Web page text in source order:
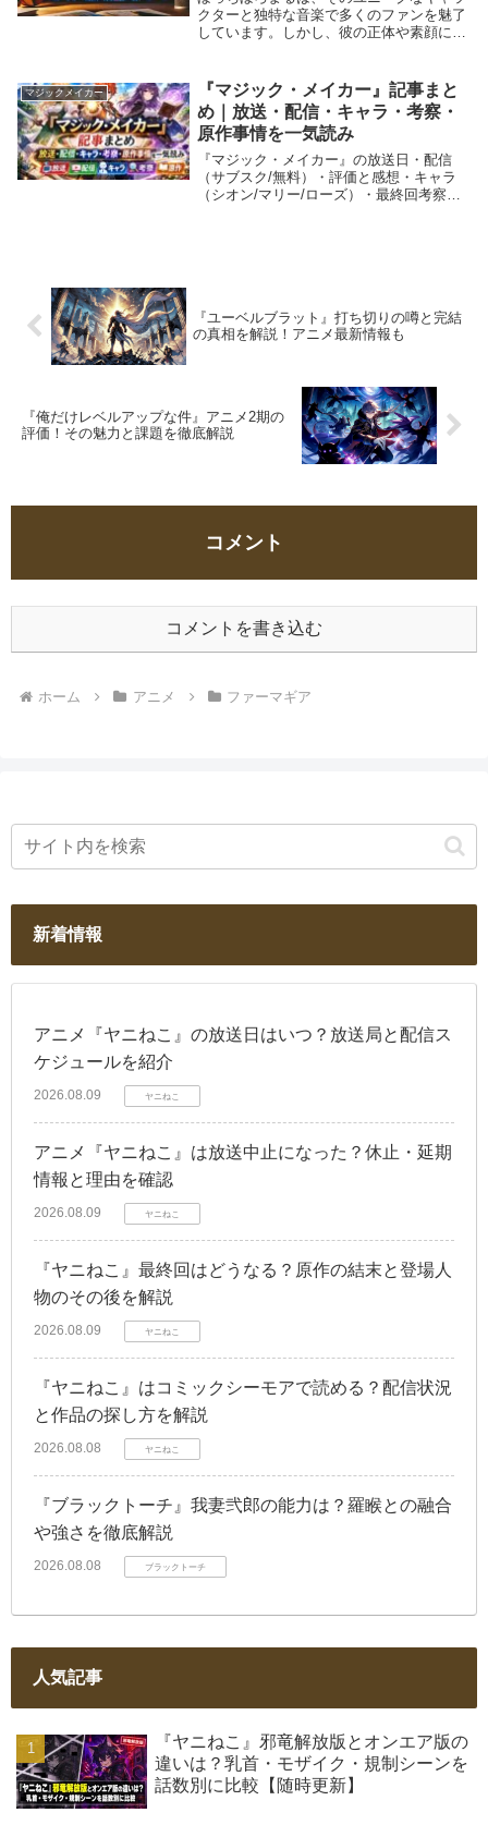
クターと独特な音楽で多くのファンを魅了
しています。しかし、彼の正体や素顔につ
バババ）の主題歌担当としても注目を集め
る中、その背景...
マジックメイカー
『マジック・メイカー』記事まと
め｜放送・配信・キャラ・考察・
原作事情を一気読み
『マジック・メイカー』の放送日・配信
（サブスク/無料）・評価と感想・キャラ
（シオン/マリー/ローズ）・最終回考察・
『ユーベルブラット』打ち切りの噂と完結
の真相を解説！アニメ最新情報も
『俺だけレベルアップな件』アニメ2期の
評価！その魅力と課題を徹底解説
コメント
コメントを書き込む
ホーム アニメ ファーマギア
新着情報
アニメ『ヤニねこ』の放送日はいつ？放送局と配信ス
ケジュールを紹介
2026.08.09 ヤニねこ
アニメ『ヤニねこ』は放送中止になった？休止・延期
情報と理由を確認
2026.08.09 ヤニねこ
『ヤニねこ』最終回はどうなる？原作の結末と登場人
物のその後を解説
2026.08.09 ヤニねこ
『ヤニねこ』はコミックシーモアで読める？配信状況
と作品の探し方を解説
2026.08.08 ヤニねこ
『ブラックトーチ』我妻弐郎の能力は？羅睺との融合
や強さを徹底解説
2026.08.08 ブラックトーチ
人気記事
『ヤニねこ』邪竜解放版とオンエア版の
違いは？乳首・モザイク・規制シーンを
話数別に比較【随時更新】